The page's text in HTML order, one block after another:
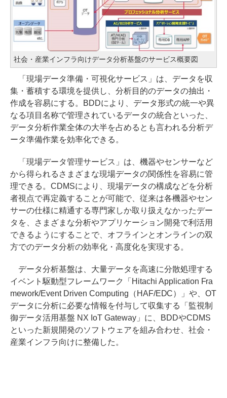
社会・産業インフラ向けデータ分析基盤のサービス概要図
「現場データ準備・可視化サービス」は、データを収
集・蓄積する環境を提供し、分析目的のデータの抽出・
作成を容易にする。BDDにより、データ形式の統一や異
なる項目名称で管理されているデータの統合といった、
データ分析作業全体の大半を占めるとも言われる分析デ
ータ準備作業を効率化できる。
「現場データ管理サービス」は、機器やセンサーなど
から得られるさまざまな現場データの関係性を容易に管
理できる。CDMSにより、現場データの構成などを分析
者視点で再定義することが可能で、従来は各機器やセン
サーの仕様に精通する専門家しか取り扱えなかったデー
タを、さまざまな分析やアプリケーション開発で利活用
できるようにすることで、オフラインとオンラインの双
方でのデータ分析の効率化・高度化を実現する。
データ分析基盤は、大量データを高速に分散処理する
イベント駆動型フレームワーク「Hitachi Application Fra
mework/Event Driven Computing（HAF/EDC）」や、OT
データに分析に必要な情報を付与して収集する「監視制
御データ活用基盤 NX IoT Gateway」に、BDDやCDMS
といった新規開発のソフトウェアを組み合わせ、社会・
産業インフラ向けに整備した。